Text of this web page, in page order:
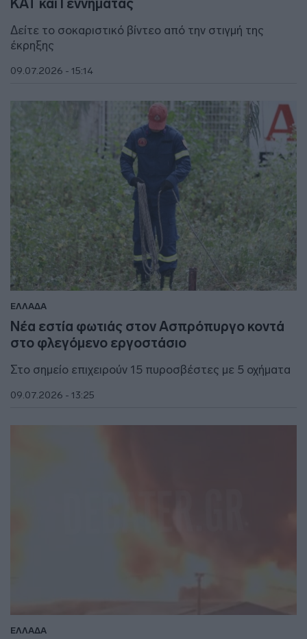
ΚΑΤ και Γεννηματάς
Δείτε το σοκαριστικό βίντεο από την στιγμή της
έκρηξης
09.07.2026 - 15:14
ΕΛΛΑΔΑ
Νέα εστία φωτιάς στον Ασπρόπυργο κοντά
στο φλεγόμενο εργοστάσιο
Στο σημείο επιχειρούν 15 πυροσβέστες με 5 οχήματα
09.07.2026 - 13:25
ΕΛΛΑΔΑ